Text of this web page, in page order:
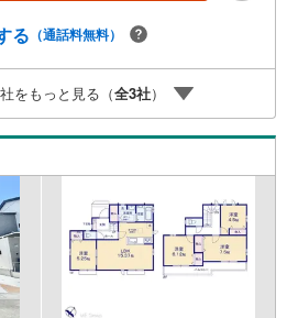
払いさせて頂きます！詳しくはスタッ
2.チャイルドスペース、授乳室、ベビ
もファミリーに優しい『あったら良い
ミルク用浄水サーバー、紙おむつ、ア
2部屋、各ブースモニター等
る （通話料無料）
をもっと見る（全3社）